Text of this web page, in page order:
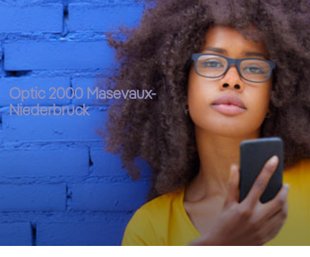
Optic 2000 Masevaux-
Niederbruck